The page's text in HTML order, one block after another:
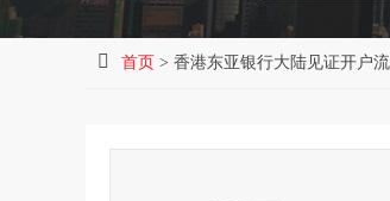
首页 > 香港东亚银行大陆见证开户